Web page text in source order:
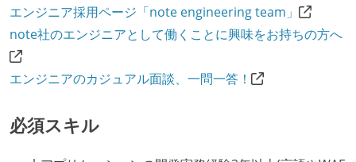
エンジニア採用ページ「note engineering team」
note社のエンジニアとして働くことに興味をお持ちの方へ
エンジニアのカジュアル面談、一問一答！
必須スキル